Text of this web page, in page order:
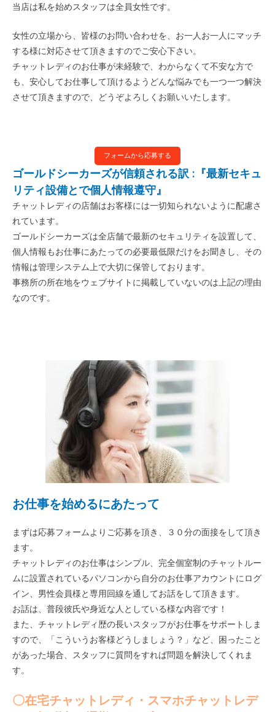
当店は私を始めスタッフは全員女性です。
女性の立場から、皆様のお問い合わせを、お一人お一人にマッチ
する様に対応させて頂きますのでご安心下さい。
チャットレディのお仕事が未経験で、わからなくて不安な方で
も、安心してお仕事して頂けるようどんな悩みでも一つ一つ解決
させて頂きますので、どうぞよろしくお願いいたします。
フォームから応募する
ゴールドシーカーズが信頼される訳 :『最新セキュ
リティ設備とで個人情報遵守』
チャットレディの店舗はお客様には一切知られないように配慮さ
れています。
ゴールドシーカーズは全店舗で最新のセキュリティを設置して、
個人情報もお仕事にあたっての必要最低限だけをお聞きし、その
情報は管理システム上で大切に保管しております。
事務所の所在地をウェブサイトに掲載していないのは上記の理由
なのです。
お仕事を始めるにあたって
まずは応募フォームよりご応募を頂き、３０分の面接をして頂き
ます。
チャットレディのお仕事はシンプル、完全個室制のチャットルー
ムに設置されているパソコンから自分のお仕事アカウントにログ
イン、男性会員様と専用回線を通してお話をして頂きます。
お話は、普段彼氏や身近な人としている様な内容です！
また、チャットレディ歴の長いスタッフがお仕事をサポートしま
すので、「こういうお客様どうしましょう？」など、困ったこと
があった場合、スタッフに質問をすれば問題を解決してくれま
す。
〇在宅チャットレディ・スマホチャットレデ